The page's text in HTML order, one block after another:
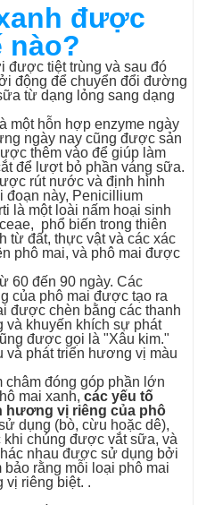
được
nào?
được tiệt trùng và sau đó
động để chuyển đổi đường
từ dạng lỏng sang dạng
một hỗn hợp enzyme ngày
ngày nay cũng được sản
thêm vào để giúp làm
để lượt bỏ phần váng sữa.
rút nước và định hình
đoạn này, Penicillium
là một loài nấm hoại sinh
phổ biến trong thiên
từ đất, thực vật và các xác
phô mai, và phô mai được
60 đến 90 ngày. Các
của phô mai được tạo ra
được chèn bằng các thanh
và khuyến khích sự phát
được gọi là "Xâu kim."
và phát triển hương vị màu
châm đóng góp phần lớn
mai xanh, các yếu tố
hương vị riêng của phô
dụng (bò, cừu hoặc dê),
chúng được vắt sữa, và
nhau được sử dụng bởi
rằng mỗi loại phô mai
vị riêng biệt. .